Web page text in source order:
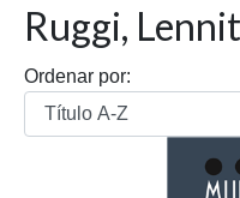
Ruggi,
Ordenar por: